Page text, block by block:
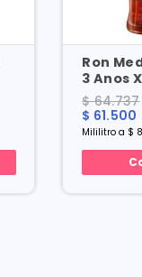
Ron
3
$ 64.737
$ 61.500
Mililitro a $